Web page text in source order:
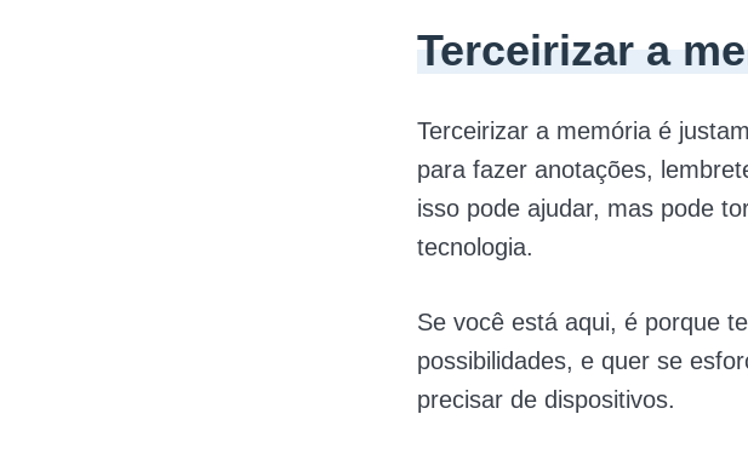
Terceirizar a
Terceirizar a memória é
para fazer anotações,
isso pode ajudar, mas pode
tecnologia.
Se você está aqui, é porque
possibilidades, e quer se
precisar de dispositivos.